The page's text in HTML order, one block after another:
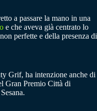
a passare la mano in una
e che aveva già centrato lo
perfette e della presenza di
Grif, ha intenzione anche di
Gran Premio Città di